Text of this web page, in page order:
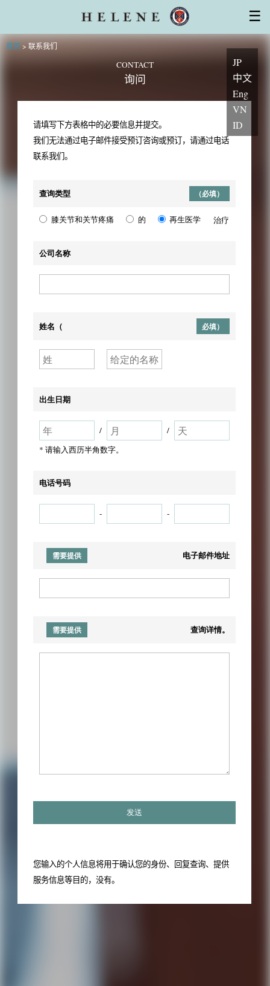
厚生劳动省对再生医疗计划的认可 干细胞的特性
医师・专家
集团系列医院
常见问题初访患者
☰
JP
中文
Eng
VN
ID
首页> 联系我们
CONTACT
询问
请填写下方表格中的必要信息并提交。
我们无法通过电子邮件接受预订咨询或预订，请通过电话
联系我们。
查询类型 （必填）
膝关节和关节疼痛 的 再生医学 治疗
公司名称
姓名（ 必填）
出生日期
/
/
* 请输入西历半角数字。
电话号码
- -
需要提供 电子邮件地址
需要提供 查询详情。
您输入的个人信息将用于确认您的身份、回复查询、提供
服务信息等目的，没有。